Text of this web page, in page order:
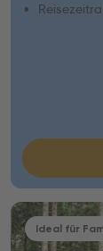
Ideal für